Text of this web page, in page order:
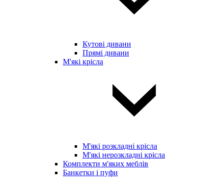
Кутові дивани
Прямі дивани
М'які крісла
М'які розкладні крісла
М'які нерозкладні крісла
Комплекти м'яких меблів
Банкетки і пуфи